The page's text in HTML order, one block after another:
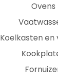
Ovens
Koelkasten en